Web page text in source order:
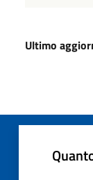
Ultimo